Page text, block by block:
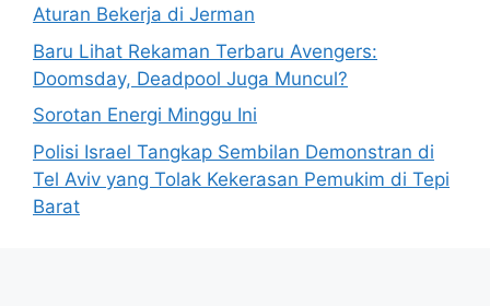
Aturan Bekerja di Jerman
Baru Lihat Rekaman Terbaru Avengers:
Doomsday, Deadpool Juga Muncul?
Sorotan Energi Minggu Ini
Polisi Israel Tangkap Sembilan Demonstran di
Tel Aviv yang Tolak Kekerasan Pemukim di Tepi
Barat